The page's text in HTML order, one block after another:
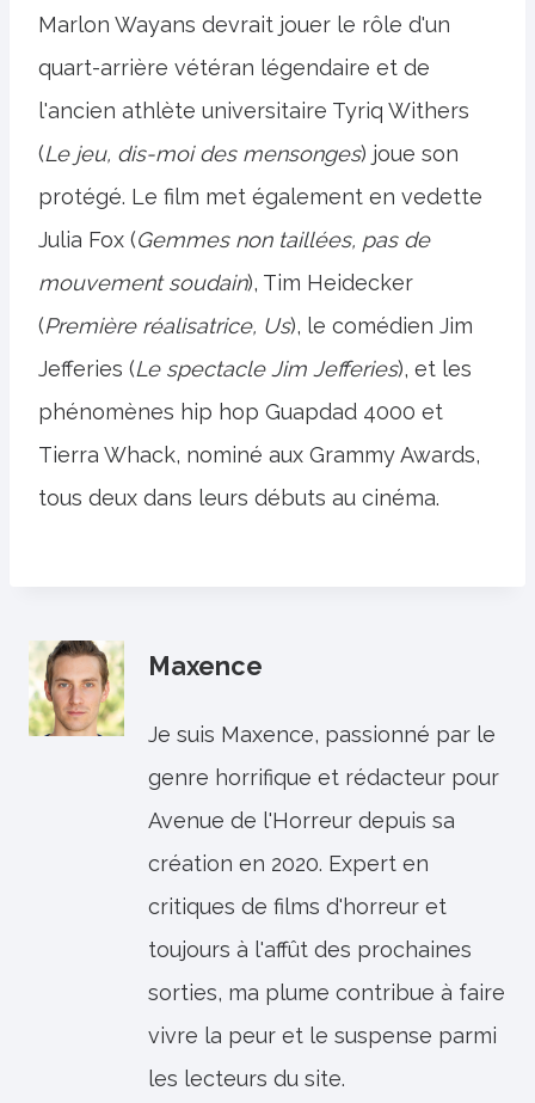
Marlon Wayans devrait jouer le rôle d'un
quart-arrière vétéran légendaire et de
l'ancien athlète universitaire Tyriq Withers
(Le jeu, dis-moi des mensonges) joue son
protégé. Le film met également en vedette
Julia Fox (Gemmes non taillées, pas de
mouvement soudain), Tim Heidecker
(Première réalisatrice, Us), le comédien Jim
Jefferies (Le spectacle Jim Jefferies), et les
phénomènes hip hop Guapdad 4000 et
Tierra Whack, nominé aux Grammy Awards,
tous deux dans leurs débuts au cinéma.
Maxence
Je suis Maxence, passionné par le
genre horrifique et rédacteur pour
Avenue de l'Horreur depuis sa
création en 2020. Expert en
critiques de films d'horreur et
toujours à l'affût des prochaines
sorties, ma plume contribue à faire
vivre la peur et le suspense parmi
les lecteurs du site.